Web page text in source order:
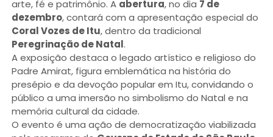
arte, fé e patrimônio. A abertura, no dia 7 de
dezembro, contará com a apresentação especial do
Coral Vozes de Itu, dentro da tradicional
Peregrinação de Natal.
A exposição destaca o legado artístico e religioso do
Padre Amirat, figura emblemática na história do
presépio e da devoção popular em Itu, convidando o
público a uma imersão no simbolismo do Natal e na
memória cultural da cidade.
O evento é uma ação de democratização viabilizada